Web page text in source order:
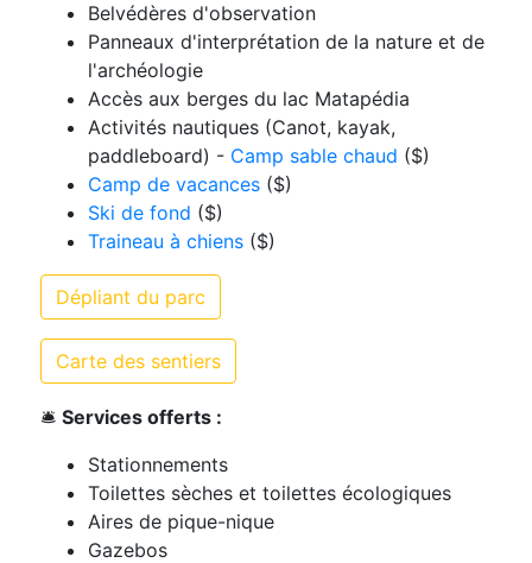
Belvédères d'observation
Panneaux d'interprétation de la nature et de
l'archéologie
Accès aux berges du lac Matapédia
Activités nautiques (Canot, kayak,
paddleboard) - Camp sable chaud ($)
Camp de vacances($)
Ski de fond ($)
Traineau à chiens($)
Dépliant du parc
Carte des sentiers
🛎️ Services offerts :
Stationnements
Toilettes sèches et toilettes écologiques
Aires de pique-nique
Gazebos